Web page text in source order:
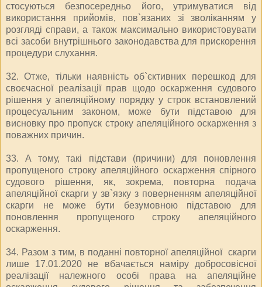
стосуються безпосередньо його, утримуватися від
використання прийомів, пов`язаних зі зволіканням у
розгляді справи, а також максимально використовувати
всі засоби внутрішнього законодавства для прискорення
процедури слухання.
32. Отже, тільки наявність об`єктивних перешкод для
своєчасної реалізації прав щодо оскарження судового
рішення у апеляційному порядку у строк встановлений
процесуальним законом, може бути підставою для
висновку про пропуск строку апеляційного оскарження з
поважних причин.
33. А тому, такі підстави (причини) для поновлення
пропущеного строку апеляційного оскарження спірного
судового рішення, як, зокрема, повторна подача
апеляційної скарги у зв`язку з поверненням апеляційної
скарги не може бути безумовною підставою для
поновлення пропущеного строку апеляційного
оскарження.
34. Разом з тим, в поданні повторної апеляційної скарги
лише 17.01.2020 не вбачається наміру добросовісної
реалізації належного особі права на апеляційне